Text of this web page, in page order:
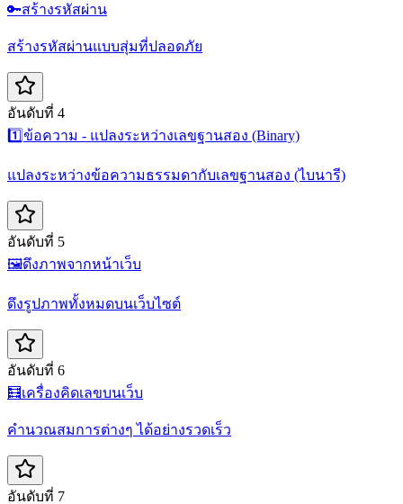
🔑สร้างรหัสผ่าน
สร้างรหัสผ่านแบบสุ่มที่ปลอดภัย
อันดับที่ 4
1️⃣ข้อความ - แปลงระหว่างเลขฐานสอง (Binary)
แปลงระหว่างข้อความธรรมดากับเลขฐานสอง (ไบนารี)
อันดับที่ 5
🖼️ดึงภาพจากหน้าเว็บ
ดึงรูปภาพทั้งหมดบนเว็บไซต์
อันดับที่ 6
🧮เครื่องคิดเลขบนเว็บ
คำนวณสมการต่างๆ ได้อย่างรวดเร็ว
อันดับที่ 7